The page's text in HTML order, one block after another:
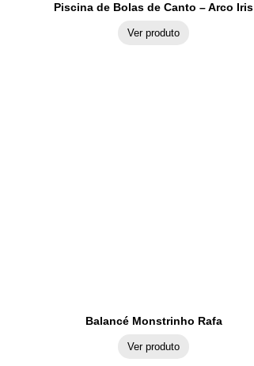
Piscina de Bolas de Canto – Arco Iris
Ver produto
Balancé Monstrinho Rafa
Ver produto